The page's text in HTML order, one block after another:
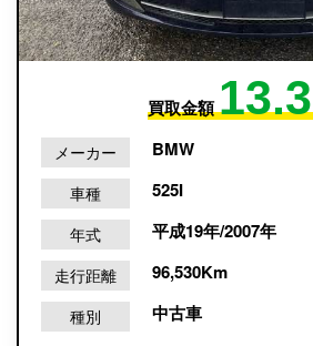
買取金額13.3
メーカー BMW
車種 525I
年式 平成19年/2007年
走行距離 96,530Km
種別 中古車